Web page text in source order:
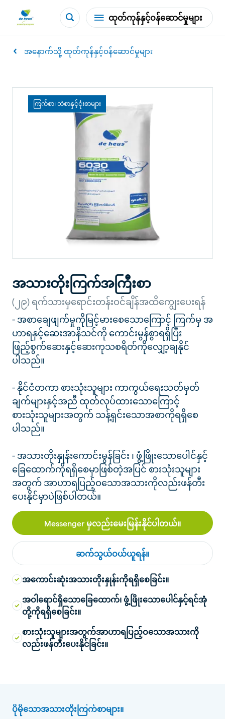
ထုတ်ကုန်နှင့်ဝန်ဆောင်မှုများ
အနောက်သို့ ထုတ်ကုန်နှင့်ဝန်ဆောင်မှုများ
ကြက်စာ၊ ဘဲစာနှင့်ငုံးစာများ
အသားတိုးကြက်အကြီးစာ
(၂၉) ရက်သားမှရောင်းတန်းဝင်ချိန်အထိကျွေးပေးရန်
- အစာချေဖျက်မှုကိုမြင့်မားစေသောကြောင့် ကြက်မှ အ
ဟာရနှင့်ဆေးအာနိသင်ကို ကောင်းမွန်စွာရရှိပြီး
ဖြည့်စွက်ဆေးနှင့်ဆေးကုသစရိတ်ကိုလျှော့ချနိုင်
ပါသည်။
- နိုင်ငံတကာ စားသုံးသူများ ကာကွယ်ရေးသတ်မှတ်
ချက်များနှင့်အညီ ထုတ်လုပ်ထားသောကြောင့်
စားသုံးသူများအတွက် သန့်ရှင်းသောအစာကိုရရှိစေ
ပါသည်။
- အသားတိုးနှုန်းကောင်းမွန်ခြင်း ၊ ဖွံ့ဖြိုးသောပေါင်နှင့်
ခြေထောက်ကိုရရှိစေမှာဖြစ်တဲ့အပြင် စားသုံးသူများ
အတွက် အာဟာရပြည့်ဝသောအသားကိုလည်းဖန်တီး
ပေးနိုင်မှာပဲဖြစ်ပါတယ်။
Messenger မှလည်းမေးမြန်းနိုင်ပါတယ်။
ဆက်သွယ်ဝယ်ယူရန်။
အကောင်းဆုံးအသားတိုးနှုန်းကိုရရှိစေခြင်း။
အဝါရောင်ရှိသောခြေထောက်၊ ဖွံ့ဖြိုးသောပေါင်နှင့်ရင်အုံ
တို့ကိုရရှိစေခြင်း။
စားသုံးသူများအတွက်အာဟာရပြည့်ဝသောအသားကို
လည်းဖန်တီးပေးနိုင်ခြင်း။
ပိုမိုသောအသားတိုးကြက်စာများ။